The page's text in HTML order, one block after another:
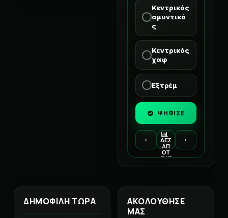
Κεντρικός
αμυντικό
ς
Κεντρικός
χαφ
Εξτρέμ
ΨΗΦΙΣΕ
‹
ΔΕΣ
ΑΠ
ΟΤ
ΕΛΕ
›
ΔΗΜΟΦΙΛΗ ΤΩΡΑ
ΑΚΟΛΟΥΘΗΣΕ
ΜΑΣ